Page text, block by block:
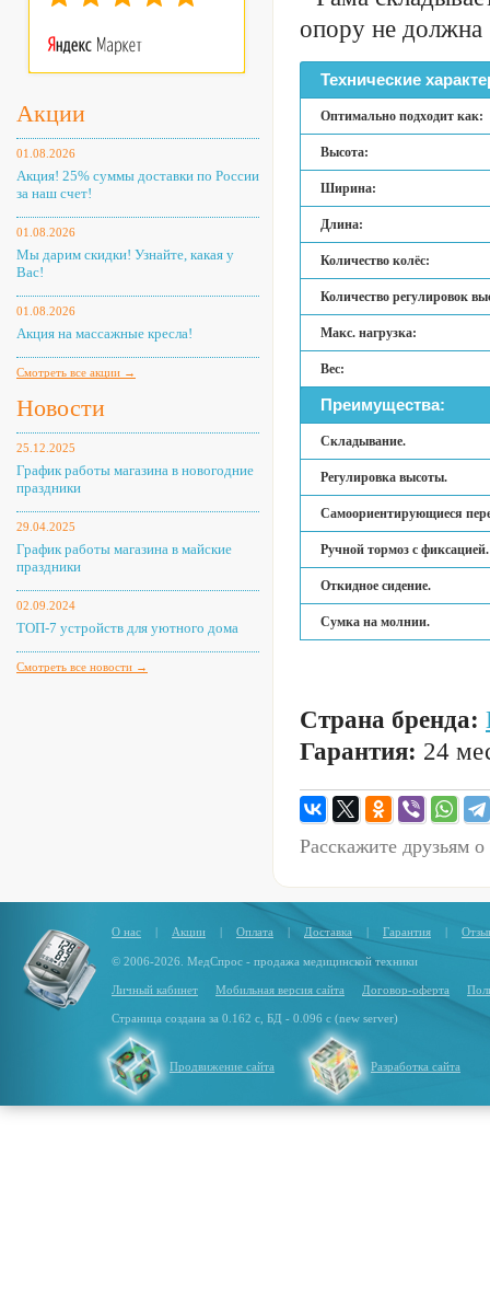
Акции
01.08.2026
Акция! 25% суммы доставки по России
за наш счет!
01.08.2026
Мы дарим скидки! Узнайте, какая у
Вас!
01.08.2026
Акция на массажные кресла!
Смотреть все акции →
Новости
25.12.2025
График работы магазина в новогодние
праздники
29.04.2025
График работы магазина в майские
праздники
02.09.2024
ТОП-7 устройств для уютного дома
Смотреть все новости →
опору не
Технические
Оптимально подходит как:
Высота:
Ширина:
Длина:
Количество колёс:
Количество регулировок
Макс. нагрузка:
Вес:
Преимущества:
Складывание.
Регулировка высоты.
Самоориентирующиеся
Ручной тормоз с фиксацией.
Откидное сидение.
Сумка на молнии.
Страна бренда:
Гарантия: 24
Расскажите друзьям
О нас | Акции | Оплата | Доставка | Гарантия |
© 2006-2026. МедСпрос - продажа медицинской техники
Личный кабинет Мобильная версия сайта Договор-оферта
Страница создана за 0.162 с, БД - 0.096 с (new server)
Продвижение сайта Разработка сайта